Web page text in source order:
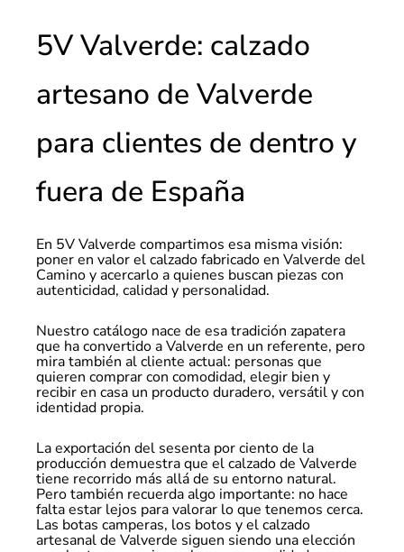
5V Valverde: calzado
artesano de Valverde
para clientes de dentro y
fuera de España
En 5V Valverde compartimos esa misma visión:
poner en valor el calzado fabricado en Valverde del
Camino y acercarlo a quienes buscan piezas con
autenticidad, calidad y personalidad.
Nuestro catálogo nace de esa tradición zapatera
que ha convertido a Valverde en un referente, pero
mira también al cliente actual: personas que
quieren comprar con comodidad, elegir bien y
recibir en casa un producto duradero, versátil y con
identidad propia.
La exportación del sesenta por ciento de la
producción demuestra que el calzado de Valverde
tiene recorrido más allá de su entorno natural.
Pero también recuerda algo importante: no hace
falta estar lejos para valorar lo que tenemos cerca.
Las botas camperas, los botos y el calzado
artesanal de Valverde siguen siendo una elección